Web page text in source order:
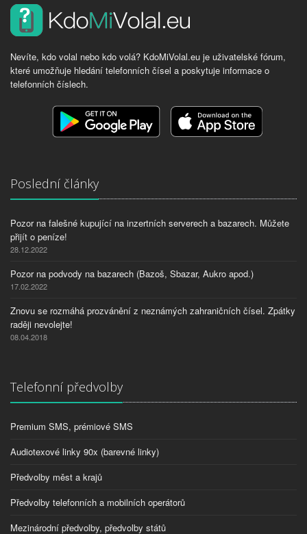
Nevíte, kdo volal nebo kdo volá? KdoMiVolal.eu je uživatelské fórum,
které umožňuje hledání telefonních čísel a poskytuje informace o
telefonních číslech.
Poslední články
Pozor na falešné kupující na inzertních serverech a bazarech. Můžete
přijít o peníze!
28.12.2022
Pozor na podvody na bazarech (Bazoš, Sbazar, Aukro apod.)
17.02.2022
Znovu se rozmáhá prozvánění z neznámých zahraničních čísel. Zpátky
raději nevolejte!
08.04.2018
Telefonní předvolby
Premium SMS, prémiové SMS
Audiotexové linky 90x (barevné linky)
Předvolby měst a krajů
Předvolby telefonních a mobilních operátorů
Mezinárodní předvolby, předvolby států